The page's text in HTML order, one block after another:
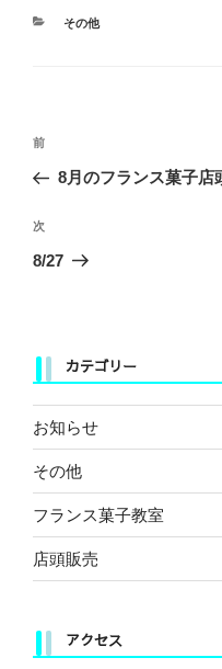
カ
その他
投
ナ
ビ
ゲ
ン
前
の
稿
前
8月のフランス菓子店
次
の
次
8/27
カテゴリー
お知らせ
その他
フランス菓子教室
店頭販売
アクセス